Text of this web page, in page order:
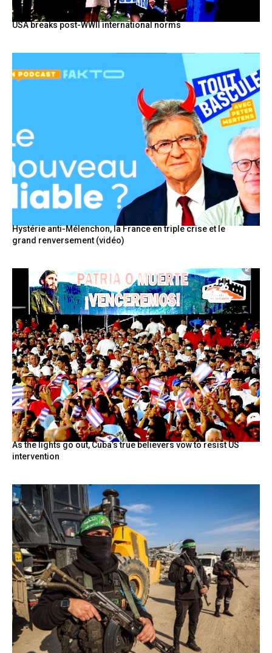
USA breaks post-WWII international norms
Hystérie anti-Mélenchon, la France en triple crise et le
grand renversement (vidéo)
As the lights go out, Cuba’s true believers vow to resist US
intervention